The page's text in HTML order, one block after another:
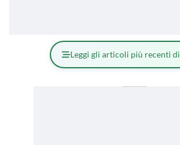
Leggi gli articoli più recenti di